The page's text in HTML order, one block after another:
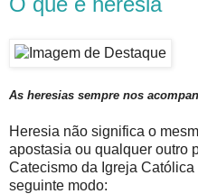
As heresias sempre nos
Heresia não significa o
apostasia ou qualquer outro
Catecismo da Igreja
seguinte modo: